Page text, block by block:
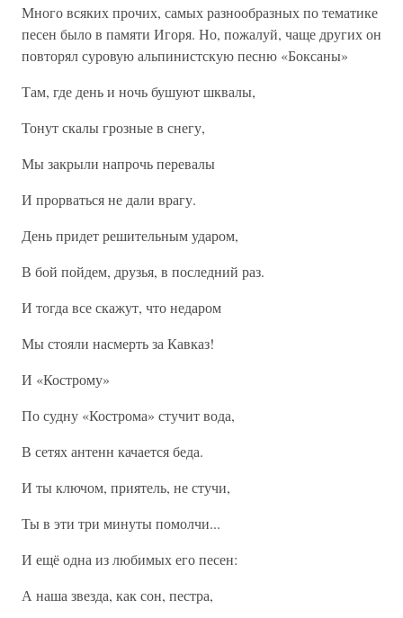
Много всяких прочих, самых разнообразных по тематике
песен было в памяти Игоря. Но, пожалуй, чаще других он
повторял суровую альпинистскую песню «Боксаны»
Там, где день и ночь бушуют шквалы,
Тонут скалы грозные в снегу,
Мы закрыли напрочь перевалы
И прорваться не дали врагу.
День придет решительным ударом,
В бой пойдем, друзья, в последний раз.
И тогда все скажут, что недаром
Мы стояли насмерть за Кавказ!
И «Кострому»
По судну «Кострома» стучит вода,
В сетях антенн качается беда.
И ты ключом, приятель, не стучи,
Ты в эти три минуты помолчи...
И ещё одна из любимых его песен:
А наша звезда, как сон, пестра,